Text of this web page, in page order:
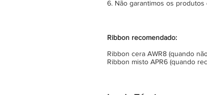
6. Não garantimos os
Ribbon recomendado:
Ribbon cera AWR8 (quando
Ribbon misto APR6 (quando